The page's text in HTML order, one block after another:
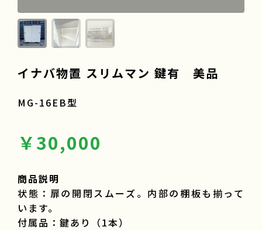
イナバ物置 スリムマン 鍵有 美品
MG-16EB型
￥30,000
商品説明
状態：扉の開閉スムーズ。内部の棚板も揃って
います。
付属品：鍵あり（1本）